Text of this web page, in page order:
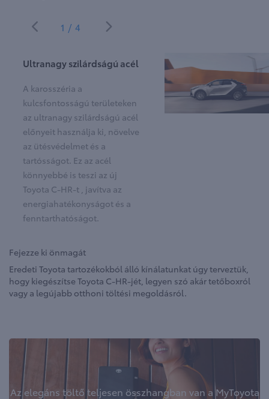
1/4
Ultranagy szilárdságú acél
A karosszéria a
kulcsfontosságú területeken
az ultranagy szilárdságú acél
előnyeit használja ki, növelve
az ütésvédelmet és a
tartósságot. Ez az acél
könnyebbé is teszi az új
Toyota C-HR-t , javítva az
energiahatékonyságot és a
fenntarthatóságot.
Fejezze ki önmagát
Eredeti Toyota tartozékokból álló kínálatunkat úgy terveztük,
hogy kiegészítse Toyota C-HR-jét, legyen szó akár tetőboxról
vagy a legújabb otthoni töltési megoldásról.
Az elegáns töltő teljesen összhangban van a MyToyota